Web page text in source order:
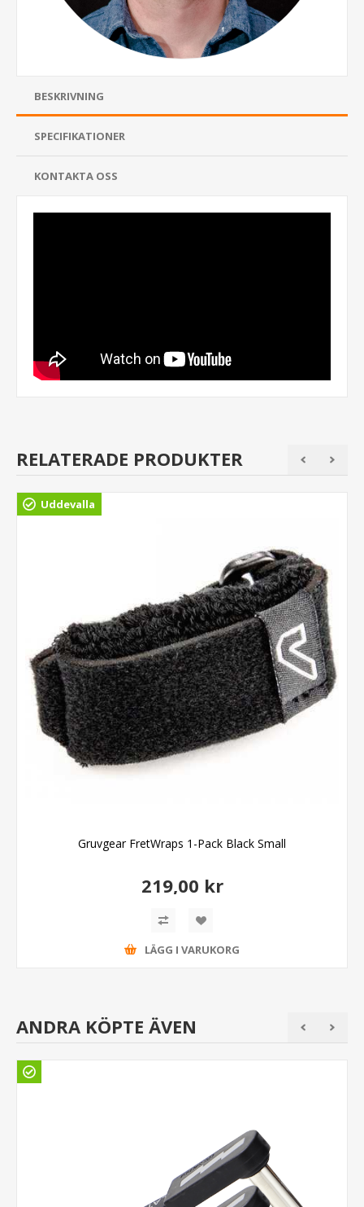
BESKRIVNING
SPECIFIKATIONER
KONTAKTA OSS
RELATERADE PRODUKTER
Uddevalla
Gruvgear FretWraps 1-Pack Black Small
219,00 kr
LÄGG I VARUKORG
ANDRA KÖPTE ÄVEN